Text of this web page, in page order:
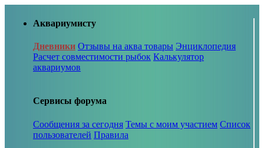
Аквариумисту
Дневники Отзывы на аква товары Энциклопедия
Расчет совместимости рыбок Калькулятор
аквариумов
Сервисы форума
Сообщения за сегодня Темы с моим участием Список
пользователей Правила